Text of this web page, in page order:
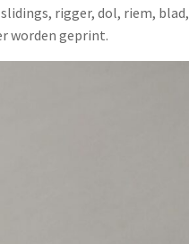
rigger, dol, riem, blad,
worden geprint.